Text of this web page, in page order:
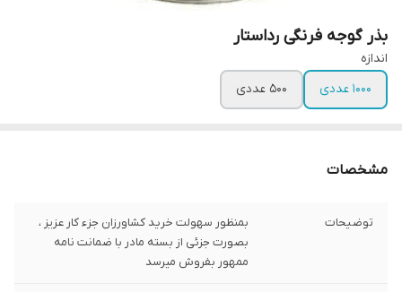
بذر گوجه فرنگی رداستار
اندازه
1000 عددی
500 عددی
مشخصات
توضیحات
بمنظور سهولت خرید کشاورزان جزء کار عزیز ،
بصورت جزئی از بسته مادر با ضمانت نامه
ممهور بفروش میرسد